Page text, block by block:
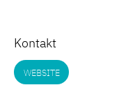
Kontakt
WEBSITE